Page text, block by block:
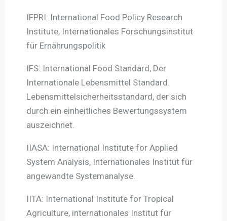
IFPRI: International Food Policy Research
Institute, Internationales Forschungsinstitut
für Ernährungspolitik
IFS: International Food Standard, Der
Internationale Lebensmittel Standard.
Lebensmittelsicherheitsstandard, der sich
durch ein einheitliches Bewertungssystem
auszeichnet.
IIASA: International Institute for Applied
System Analysis, Internationales Institut für
angewandte Systemanalyse.
IITA: International Institute for Tropical
Agriculture, internationales Institut für